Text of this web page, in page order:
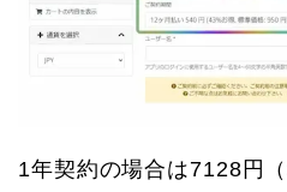
1年契約の場合は7128円